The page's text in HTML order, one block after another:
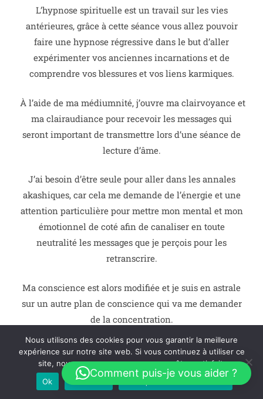
L’hypnose spirituelle est un travail sur les vies
antérieures, grâce à cette séance vous allez pouvoir
faire une hypnose régressive dans le but d’aller
expérimenter vos anciennes incarnations et de
comprendre vos blessures et vos liens karmiques.
À l’aide de ma médiumnité, j’ouvre ma clairvoyance et
ma clairaudiance pour recevoir les messages qui
seront important de transmettre lors d’une séance de
lecture d’âme.
J’ai besoin d’être seule pour aller dans les annales
akashiques, car cela me demande de l’énergie et une
attention particulière pour mettre mon mental et mon
émotionnel de coté afin de canaliser en toute
neutralité les messages que je perçois pour les
retranscrire.
Ma conscience est alors modifiée et je suis en astrale
sur un autre plan de conscience qui va me demander
de la concentration.
La lecture d’âme peut se faire à différentes étapes de
votre vie.
Comment puis-je vous aider ?
Nous utilisons des cookies pour vous garantir la meilleure
expérience sur notre site web. Si vous continuez à utiliser ce
site, nous supposerons que vous en êtes satisfait.
Ok
Je refuse Politique de confidentialité